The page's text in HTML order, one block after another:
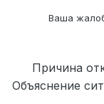
Ваша
Причина
Объяснение